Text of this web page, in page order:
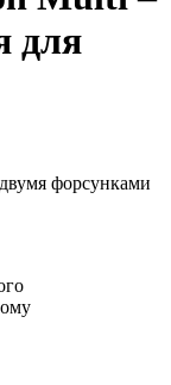
для
форсунками